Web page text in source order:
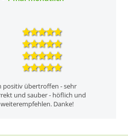
positiv übertroffen - sehr
und sauber - höflich und
Danke!